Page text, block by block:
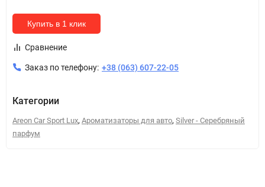
Купить в 1 клик
Сравнение
Заказ по телефону: +38 (063) 607-22-05
Категории
Areon Car Sport Lux, Ароматизаторы для авто, Silver - Серебряный
парфум